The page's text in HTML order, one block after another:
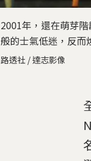
2001年，還在萌芽
般的士氣低迷，反而
路透社 / 達志影像